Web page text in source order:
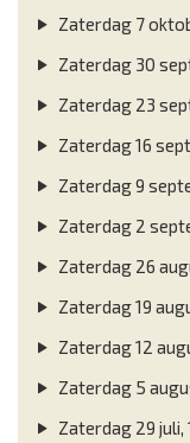
Zaterdag 7
Zaterdag 30
Zaterdag 23
Zaterdag 16
Zaterdag 9
Zaterdag 2
Zaterdag 26
Zaterdag 19
Zaterdag 12
Zaterdag 5
Zaterdag 29 juli,